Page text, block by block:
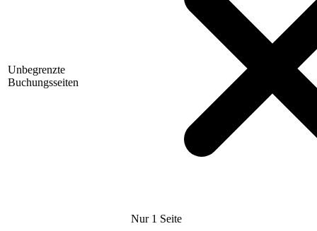
Unbegrenzte
Buchungsseiten
Nur 1 Seite